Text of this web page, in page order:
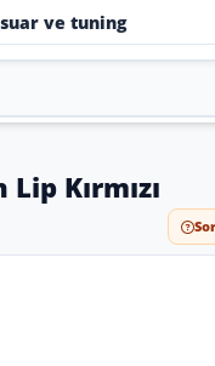
ve tuning
Kırmızı